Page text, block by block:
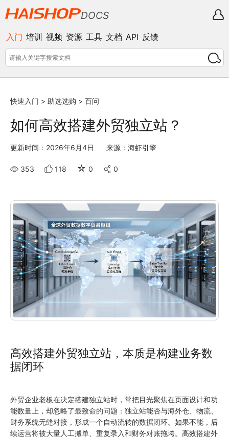
DOCS
入门 培训 视频 资源 工具 文档 API 反馈
快速入门 > 助选选购 > 百问
如何高效搭建外贸独立站？
更新时间：2026年6月4日 来源：海虾引擎
353 118 ☆ 0 0
高效搭建外贸独立站，本质是构建业务数
据闭环
外贸企业老板在决定搭建独立站时，常把目光聚焦在页面设计和功
能数量上，却忽略了最致命的问题：独立站能否与海外仓、物流、
财务系统无缝对接，形成一个自动流转的数据闭环。如果不能，后
续运营将被大量人工搬单、重复录入和财务对账拖垮。高效搭建外